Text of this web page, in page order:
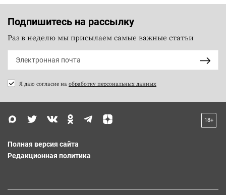
Подпишитесь на рассылку
Раз в неделю мы присылаем самые важные статьи
Я даю согласие на обработку персональных данных
18+
Полная версия сайта
Редакционная политика